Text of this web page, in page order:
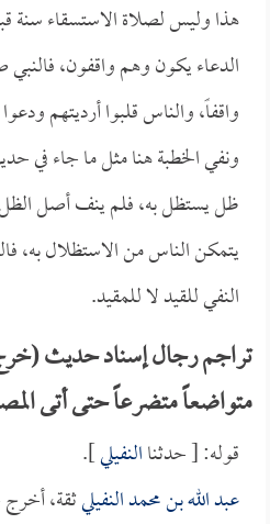
هذا وليس لصلاة الاستسقاء سنة
الدعاء يكون وهم واقفون، فالنبي
واقفاً، والناس قلبوا أرديتهم
ونفي الخطبة هنا مثل ما جاء في
ظل يستظل به، فلم ينف أصل
يتمكن الناس من الاستظلال به،
النفي للقيد لا للمقيد.
تراجم رجال إسناد حديث
متواضعاً متضرعاً حتى أتى
قوله: [ حدثناالنفيلي].
عبد الله بن محمد النفيليثقة،